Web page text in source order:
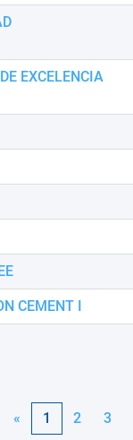
EXCELENCIA
CEMENT I
« 1 2 3